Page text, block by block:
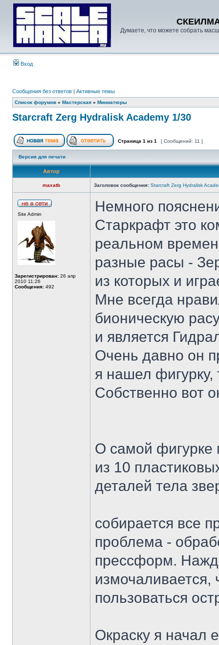
Думаете, что можете собрать
Вход
Сообщения без ответов | Активные темы
Список форумов » Мастерская » Миниатюры
Starcraft Zerg Hydralisk Academy 1/30
Страница 1 из 1 [ Сообщений: 11 ]
Версия для печати
Автор
maxatb Заголовок сообщения: Starcraft Zerg Hydralisk
Site Admin
Зарегистрирован: 26 апр
2010 11:26
Сообщения: 492
Немного
Старкрафт это
реальном
разные расы -
из которых и
Мне всегда
бионическую
и является
Очень давно он
я нашел фигурку,
Собственно вот
О самой фигурке
из 10
деталей тела
собирается все
проблема -
прессформ.
измочаливается,
пользоваться
Окраску я начал